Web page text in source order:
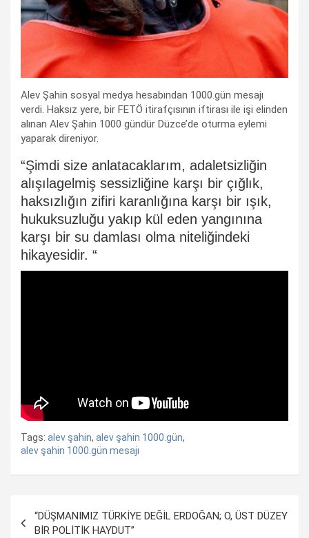
Alev Şahin sosyal medya hesabından 1000.gün mesajı
verdi. Haksız yere, bir FETÖ itirafçısının iftirası ile işi elinden
alınan Alev Şahin 1000 gündür Düzce’de oturma eylemi
yaparak direniyor.
“Şimdi size anlatacaklarım, adaletsizliğin
alışılagelmiş sessizliğine karşı bir çığlık,
haksızlığın zifiri karanlığına karşı bir ışık,
hukuksuzluğu yakıp kül eden yangınına
karşı bir su damlası olma niteliğindeki
hikayesidir. “
Tags: alev şahin, alev şahin 1000.gün,
alev şahin 1000.gün mesajı
dolaşımı
“DÜŞMANIMIZ TÜRKİYE DEĞİL ERDOĞAN; O, ÜST DÜZEY
BİR POLİTİK HAYDUT”